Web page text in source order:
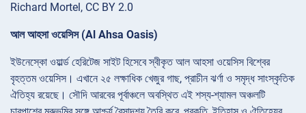
Richard Mortel, CC BY 2.0
আল আহসা ওয়েসিস (Al Ahsa Oasis)
ইউনেস্কো ওয়ার্ল্ড হেরিটেজ সাইট হিসেবে স্বীকৃত আল আহসা ওয়েসিস বিশ্বের
বৃহত্তম ওয়েসিস। এখানে ২৫ লক্ষাধিক খেজুর গাছ, প্রাচীন ঝর্ণা ও সমৃদ্ধ সাংস্কৃতিক
ঐতিহ্য রয়েছে। সৌদি আরবের পূর্বাঞ্চলে অবস্থিত এই শস্য-শ্যামল অঞ্চলটি